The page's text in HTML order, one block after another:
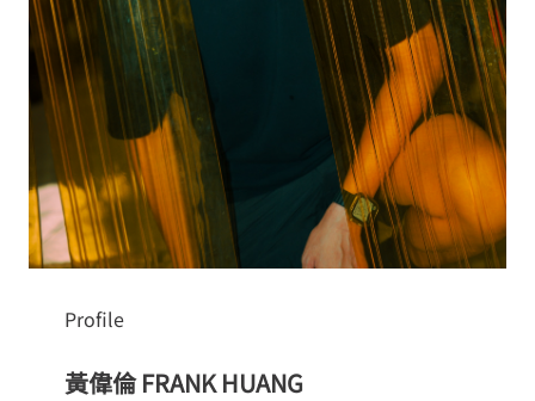
Profile
黃偉倫 FRANK HUANG